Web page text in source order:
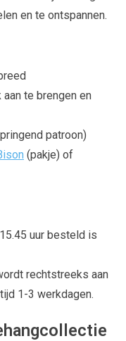
en te ontspannen.
te brengen en
patroon)
(pakje) of
uur besteld is
rechtstreeks aan
1-3 werkdagen.